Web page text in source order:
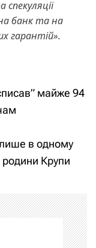
банк та на
гарантій».
майже 94
лише в одному
родини Крупи